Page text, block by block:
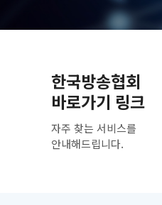
한국방송협회
바로가기 링크
자주 찾는 서비스를
안내해드립니다.